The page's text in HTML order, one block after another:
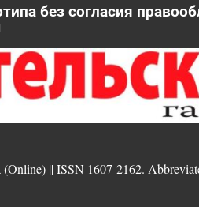
без согласия
(Online) || ISSN 1607-2162.